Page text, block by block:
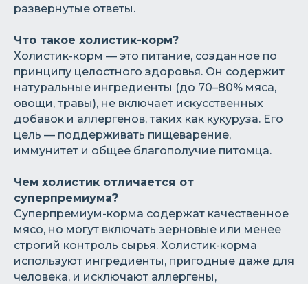
развернутые ответы.
Что такое холистик-корм?
Холистик-корм — это питание, созданное по
принципу целостного здоровья. Он содержит
натуральные ингредиенты (до 70–80% мяса,
овощи, травы), не включает искусственных
добавок и аллергенов, таких как кукуруза. Его
цель — поддерживать пищеварение,
иммунитет и общее благополучие питомца.
Чем холистик отличается от
суперпремиума?
Суперпремиум-корма содержат качественное
мясо, но могут включать зерновые или менее
строгий контроль сырья. Холистик-корма
используют ингредиенты, пригодные даже для
человека, и исключают аллергены,